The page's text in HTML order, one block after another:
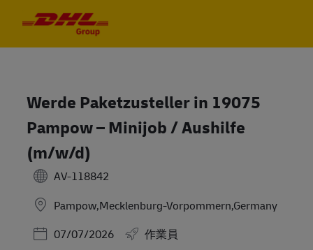
Werde Paketzusteller in 19075
Pampow – Minijob / Aushilfe
(m/w/d)
AV-118842
Pampow,Mecklenburg-Vorpommern,Germany
Posted Date
07/07/2026
作業員